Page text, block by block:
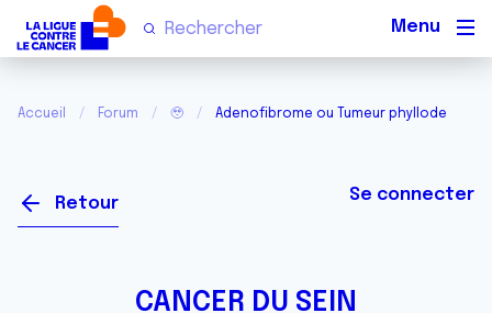
Accueil Forum 🥹 Adenofibrome ou Tumeur phyllode
Retour Se connecter
CANCER DU SEIN